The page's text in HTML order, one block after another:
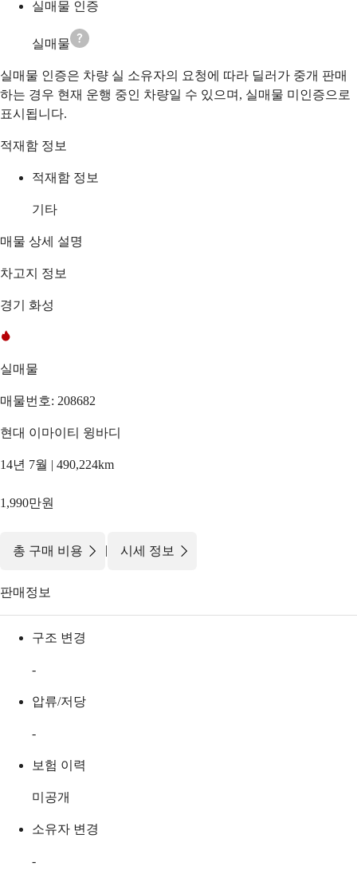
실매물 인증
실매물
실매물 인증은 차량 실 소유자의 요청에 따라 딜러가 중개 판매
하는 경우 현재 운행 중인 차량일 수 있으며, 실매물 미인증으로
표시됩니다.
적재함 정보
적재함 정보
기타
매물 상세 설명
차고지 정보
경기 화성
실매물
매물번호: 208682
현대 이마이티 윙바디
14년 7월 | 490,224km
1,990만원
총 구매 비용 | 시세 정보
판매정보
구조 변경
-
압류/저당
-
보험 이력
미공개
소유자 변경
-